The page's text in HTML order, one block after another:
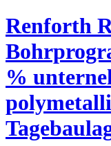
Renforth
%